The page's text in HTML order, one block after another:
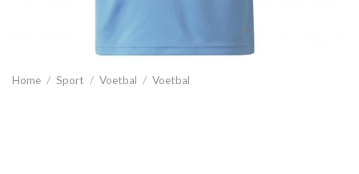
Home / Sport / Voetbal / Voetbal